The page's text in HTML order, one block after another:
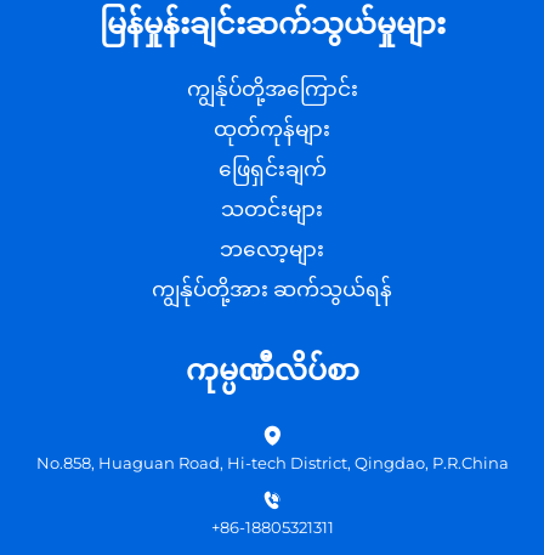
မြန်မှုန်းချင်းဆက်သွယ်မှုများ
ကျွန်ုပ်တို့အကြောင်း
ထုတ်ကုန်များ
ဖြေရှင်းချက်
သတင်းများ
ဘလော့များ
ကျွန်ုပ်တို့အား ဆက်သွယ်ရန်
ကုမ္ပဏီလိပ်စာ
No.858, Huaguan Road, Hi-tech District, Qingdao, P.R.China
+86-18805321311